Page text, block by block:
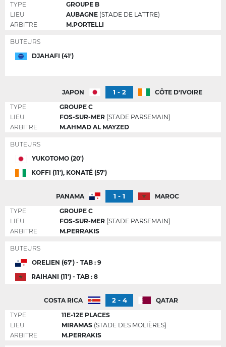
TYPE
GROUPE B
LIEU
AUBAGNE (STADE DE LATTRE)
ARBITRE
M.PORTELLI
BUTEURS
DJAHAFI (41')
JAPON 1 - 2
CÔTE D'IVOIRE
TYPE
GROUPE C
LIEU
FOS-SUR-MER (STADE PARSEMAIN)
ARBITRE
M.AHMAD AL MAYZED
BUTEURS
YUKOTOMO (20')
KOFFI (11'), KONATÉ (57')
PANAMA 1 - 1
MAROC
TYPE
GROUPE C
LIEU
FOS-SUR-MER (STADE PARSEMAIN)
ARBITRE
M.PERRAKIS
BUTEURS
ORELIEN (67') - TAB : 9
RAIHANI (11') - TAB : 8
COSTA RICA 2 - 4
QATAR
TYPE
11E-12E PLACES
LIEU
MIRAMAS (STADE DES MOLIÈRES)
ARBITRE
M.PERRAKIS